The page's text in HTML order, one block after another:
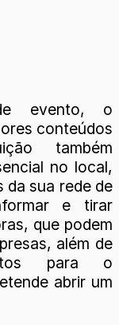
evento, o
conteúdos
também
no local,
da sua rede de
e tirar
que podem
além de
para o
abrir um